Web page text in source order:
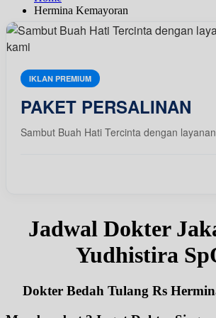
Hermina Kemayoran
IKLAN PREMIUM
PAKET PERSALINAN
Sambut Buah Hati Tercinta dengan
Jadwal Dokter
Yudhistira
Dokter Bedah Tulang Rs